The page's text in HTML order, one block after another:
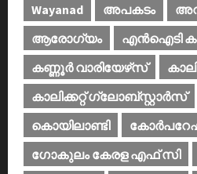
Wayanad
അപകടം
ആരോഗ്യം
എൻഐടി
കണ്ണൂര്‍ വാരിയേഴ്‌സ്
കാലിക്കറ്റ് ഗ്ലോബ്സ്റ്റാർസ്
കൊയിലാണ്ടി
ഗോകുലം കേരള എഫ് സി